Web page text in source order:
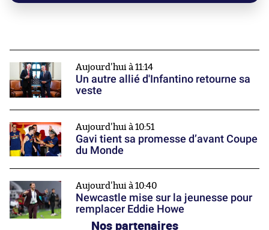
Aujourd'hui à 11:14
Un autre allié d'Infantino retourne sa
veste
Aujourd'hui à 10:51
Gavi tient sa promesse d’avant Coupe
du Monde
Aujourd'hui à 10:40
Newcastle mise sur la jeunesse pour
remplacer Eddie Howe
Nos partenaires